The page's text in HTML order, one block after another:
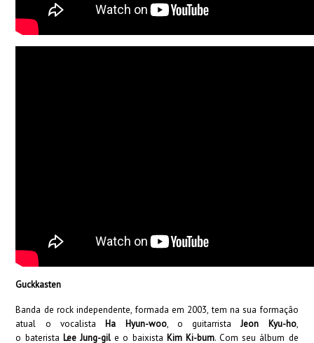
Guckkasten
Banda de rock independente, formada em 2003, tem na sua formação
atual o vocalista Ha Hyun-woo, o guitarristaJeon Kyu-ho,
o baterista Lee Jung-gile o baixista Kim Ki-bum. Com seu álbum de